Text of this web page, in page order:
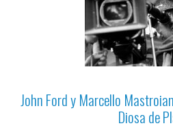
John Ford y Marcello
Diosa de